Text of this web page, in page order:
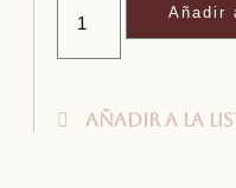
Añadir
Añadir a la